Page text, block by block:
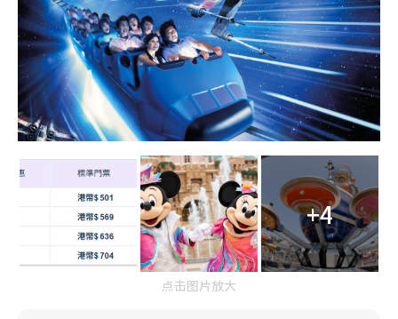
+4
点击图片放大